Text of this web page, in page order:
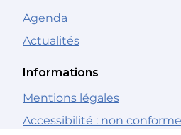
Agenda
Actualités
Informations
Mentions légales
Accessibilité : non conforme